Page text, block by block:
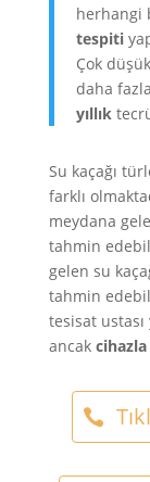
herhangi
tespiti
Çok
daha
yıllık
Su kaçağı
farklı
meydana
tahmin
gelen su
tahmin
tesisat
ancak